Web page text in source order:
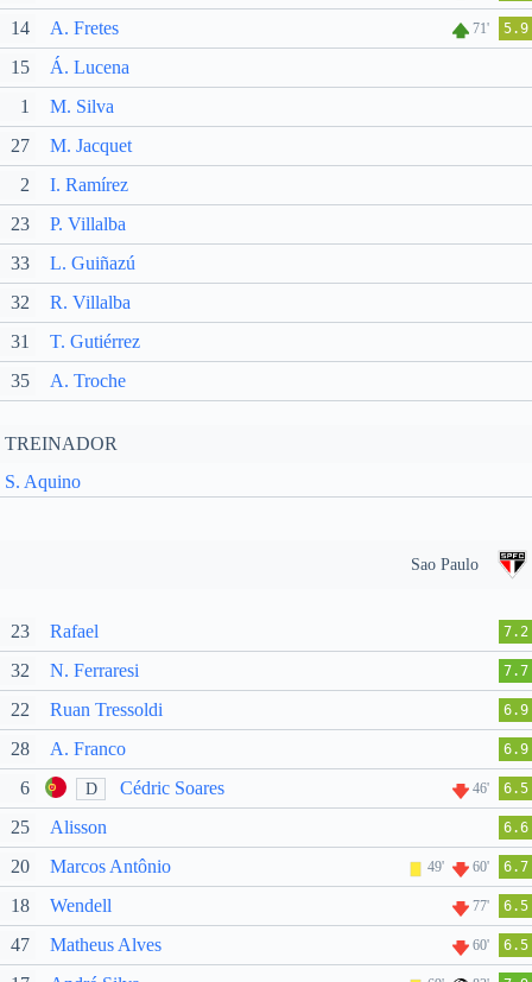
14 A. Fretes 71' 5.9
15
Á. Lucena
1
M. Silva
27
M. Jacquet
2
I. Ramírez
23
P. Villalba
33
L. Guiñazú
32
R. Villalba
31
T. Gutiérrez
35
A. Troche
TREINADOR
S. Aquino
Sao Paulo
23 Rafael 7.2
32 N. Ferraresi 7.7
22 Ruan Tressoldi 6.9
28 A. Franco 6.9
6 D Cédric Soares 46' 6.5
25 Alisson 6.6
20 Marcos Antônio 49' 60' 6.7
18 Wendell 77' 6.5
47 Matheus Alves 60' 6.5